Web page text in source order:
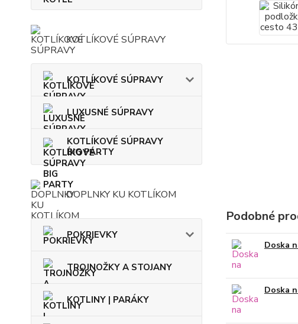
KOTLÍKOVÉ SÚPRAVY
KOTLÍKOVÉ SÚPRAVY
LUXUSNÉ SÚPRAVY
KOTLÍKOVÉ SÚPRAVY
BIG PARTY
DOPLNKY KU KOTLÍKOM
POKRIEVKY
TROJNOŽKY A STOJANY
KOTLINY | PARÁKY
Podobné
Doska
Doska